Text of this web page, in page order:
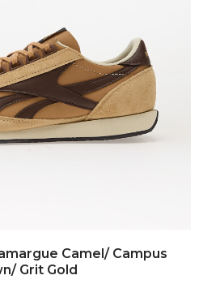
Camel/ Campus
Grit Gold